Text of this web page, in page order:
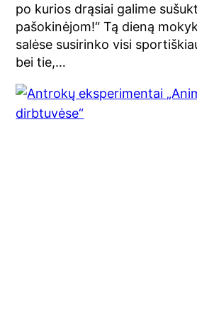
po kurios drąsiai galime
pašokinėjom!“ Tą dieną
salėse susirinko visi
bei tie,…